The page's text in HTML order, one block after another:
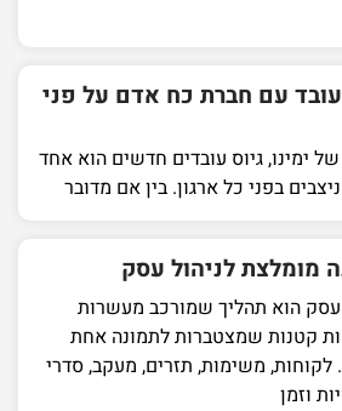
עם חברת כח אדם על פני
ימינו, גיוס עובדים חדשים הוא אחד
בפני כל ארגון. בין אם מדובר
מומלצת לניהול עסק
עסק הוא תהליך שמורכב מעשרות
קטנות שמצטברות לתמונה אחת
לקוחות, משימות, תזרים, מעקב, סדרי
וזמן